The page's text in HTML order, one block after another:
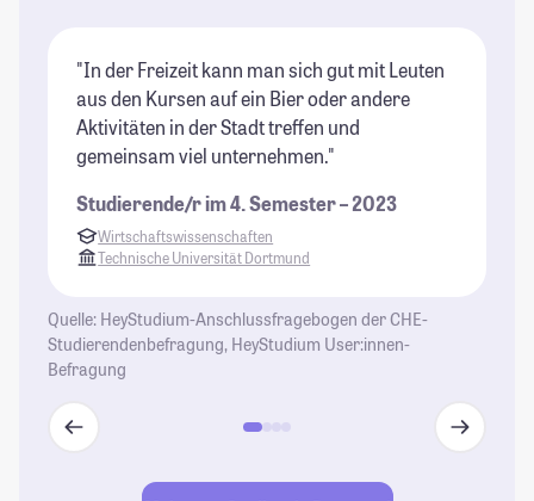
"In der Freizeit kann man sich gut mit Leuten
aus den Kursen auf ein Bier oder andere
Aktivitäten in der Stadt treffen und
gemeinsam viel unternehmen."
Studierende/r im 4. Semester – 2023
Wirtschaftswissenschaften
Technische Universität Dortmund
Quelle: HeyStudium-Anschlussfragebogen der CHE-
Studierendenbefragung, HeyStudium User:innen-
Befragung